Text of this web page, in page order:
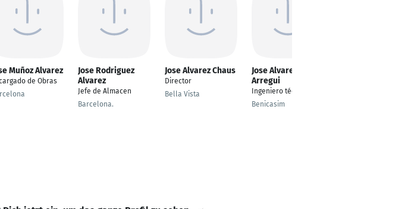
Muñoz Alvarez
de Obras
Jose Rodriguez
Alvarez
Jefe de Almacen
Barcelona.
Jose Alvarez Chaus
Director
Bella Vista
Jose Alvarez
Arregui
Ingeniero técnico
Benicasim